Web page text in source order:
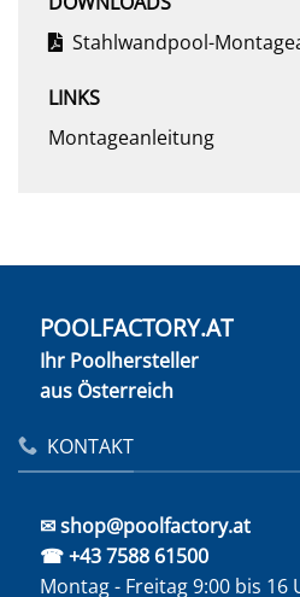
Stahlwandpool-
LINKS
Montageanleitung
POOLFACTORY.AT
Ihr Poolhersteller
aus Österreich
KONTAKT
✉ shop@poolfactory.at
☎ +43 7588 61500
Montag - Freitag 9:00 bis 16